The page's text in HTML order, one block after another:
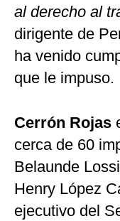
al derecho al
dirigente de
ha venido
que le impuso.
Cerrón Rojas
cerca de 60
Belaunde
Henry López
ejecutivo del